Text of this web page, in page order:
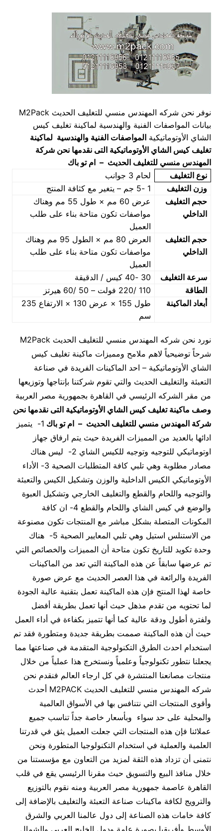
نوفر نحن شركه المهندس منسي للتغليف الحديث M2Pack
بيانات المواصفات الفنية والهندسية لماكينة تغليف كيس
الشاي الأوتوماتيكية المواصفات الفنية والهندسية لماكينة
تغليف كيس الشاي الأوتوماتيكية التى نقدمها نحن شركة
المهندس منسي للتغليف الحديث – ام تو باك
نوع التغليف
لحام 3 جوانب
وزن التغليف
1 -5 جم – يتغير مع كثافة المنتج
حجم التغليف
الداخلي
عرض 60 مم × طول 55 مم وهناك
مواصفات تكون متاحة بناء على طلب
العميل
حجم التغليف
الداخلي
العرض 80 مم × الطول 95 مم وهناك
مواصفات تكون متاحة بناء على طلب
العميل
سرعة التغليف
30 -40 كيس / الدقيقة
الطاقة
110 /220 فولت – 50 /60 هيرتز
أبعاد الماكينة
طول 155 × عرض 130 × الارتفاع 235
سم
نورد نحن شركه المهندس منسي للتغليف الحديث M2Pack
شرحاً توضيحياً لاهم ملامح ومميزات ماكينة تغليف كيس
الشاي الأوتوماتيكية – احد الماكينات الفريدة في صناعة
التعبئة والتغليف الحديث والتي تقوم شركتنا بإنتاجها وتوزيعها
من مقر الشركه الرئيسي في القاهرة بجمهورية مصر العربية
وصف ماكينة تغليف كيس الشاي الأوتوماتيكية التى نقدمها نحن
شركة المهندس منسي للتغليف الحديث – ام تو باك 1- يتميز
ادائها بالعديد من المميزات الفريدة حيث يتم ارفاق جهاز
اوتوماتيكي للتوجيه وتوجيه للكيس الشاي 2- ليس هناك
مصادر مطلوبة وهي تلبي كافة المتطلبات الصحية 3- الأداء
الأوتوماتيكي الكيس الداخلية والوزن وتشكيل الكيس والتعبئة
والتوجيه واللحام والقطع والتغليف الخارجي وتشكيل العبوة
والوضع في كيس الشاي واللحام والقطع 4- ان كافة
المكونات المتصلة بشكل مباشر مع المنتجات تكون مصنوعة
من الاستنلس استيل وهي تلبي المعايير الصحية 5- هناك
وحدة تكويد للتاريخ تكون متاحة أن المميزات والخصائص التي
تم عرضها سابقاً عن هذه الماكينة التي تعد من الماكينات
الفريدة والرائعة في هذا العصر الحديث مع عرض صورة
خاصة لهذا المنتج فإن هذه الماكينة تعمل بتقنية عالية الجودة
لما تحتويه من تقدم مذهل حيث أنها تعمل بطريقة أفضل
ولفترة أطول ودقة عالية كما أنها تتميز بكفاءة في أداء العمل
حيث أن هذه الماكينة صممت بطريقة جديدة ومتطورة فقد تم
استخدام احدث الطرق التكنولوجية المتقدمة في صناعتها مما
يجعلنا نتطور تكنولوجياً وعلمياً ونستخرج هذا عملياً من خلال
منتجات مصانعنا المنتشرة في كل ارجاء العالم فنقدم نحن
شركه المهندس منسي للتغليف الحديث M2PACK أحدث
وأقوى المنتجات التي نتنافس بها في الأسواق العالمية
والمحلية على حد سواء وبأسعار خاصة جداً تناسب جميع
عملائنا فإن هذه المنتجات التي جعلت العميل يثق في قدرتنا
العلمية والعملية في استخدام التكنولوجيا المتطورة ونحن
نتمنى أن تزداد هذه الثقة لمزيد من التعاون مع مؤسستنا من
خلال منافذ البيع والتسويق حيث مقرنا الرئيسي يقع في قلب
القاهرة عاصمة جمهورية مصر العربية ومنه نقوم بالتوزيع
والترويج لكافة ماكينات صناعة التعبئة والتغليف بالإضافة إلى
كافة خامات هذه الصناعة إلى دول عالمنا العربي والشرق